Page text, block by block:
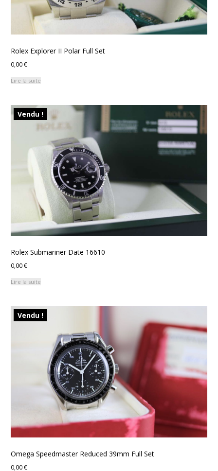
Rolex Explorer II Polar Full Set
0,00€
Lire la suite
Vendu !
Rolex Submariner Date 16610
0,00€
Lire la suite
Vendu !
Omega Speedmaster Reduced 39mm Full Set
0,00€